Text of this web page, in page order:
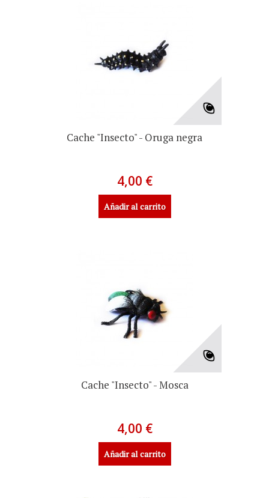
Cache "Insecto" - Oruga negra
4,00 €
Añadir al carrito
Cache "Insecto" - Mosca
4,00 €
Añadir al carrito